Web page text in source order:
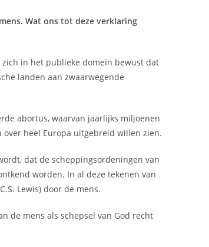
Wat ons tot deze verklaring
in het publieke domein bewust dat
landen aan zwaarwegende
abortus, waarvan jaarlijks miljoenen
heel Europa uitgebreid willen zien.
dat de scheppingsordeningen van
worden. In al deze tekenen van
Lewis) door de mens.
de mens als schepsel van God recht